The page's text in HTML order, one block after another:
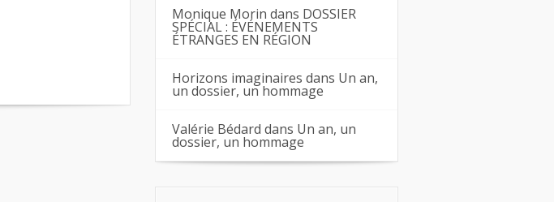
Monique Morin dans DOSSIER
SPÉCIAL : ÉVÉNEMENTS
ÉTRANGES EN RÉGION
Horizons imaginaires dans Un an,
un dossier, un hommage
Valérie Bédard dans Un an, un
dossier, un hommage